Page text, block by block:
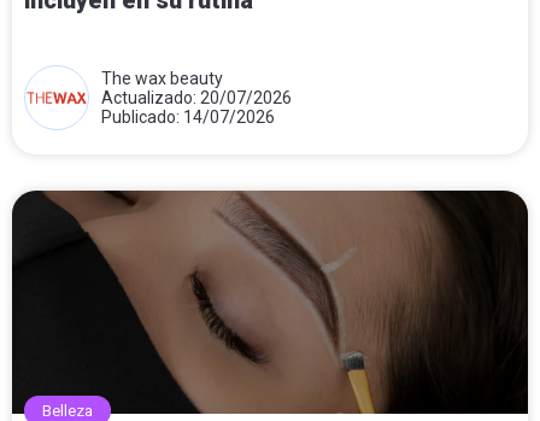
The wax beauty
Actualizado: 20/07/2026
Publicado: 14/07/2026
Belleza